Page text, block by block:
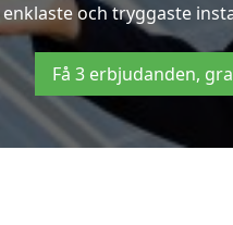
enklaste och tryggaste
Få 3 erbjudanden,